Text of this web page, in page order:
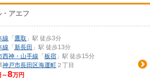
アエフ
線 「 鷹取 」駅 徒歩3分
線 「 新長田 」駅 徒歩13分
西神・山手線 「 板宿 」駅 徒歩15分
神戸市長田区海運町 ２丁目
8万円